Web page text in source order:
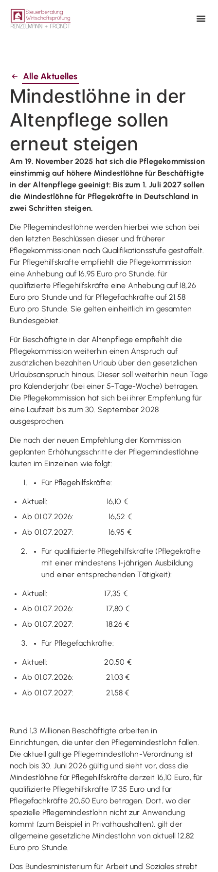
Alle Aktuelles
Mindestlöhne in der
Altenpflege sollen
erneut steigen
Am 19. November 2025 hat sich die Pflegekommission
einstimmig auf höhere Mindestlöhne für Beschäftigte
in der Altenpflege geeinigt: Bis zum 1. Juli 2027 sollen
die Mindestlöhne für Pflegekräfte in Deutschland in
zwei Schritten steigen.
Die Pflegemindestlöhne werden hierbei wie schon bei
den letzten Beschlüssen dieser und früherer
Pflegekommissionen nach Qualifikationsstufe gestaffelt.
Für Pflegehilfskräfte empfiehlt die Pflegekommission
eine Anhebung auf 16,95 Euro pro Stunde, für
qualifizierte Pflegehilfskräfte eine Anhebung auf 18,26
Euro pro Stunde und für Pflegefachkräfte auf 21,58
Euro pro Stunde. Sie gelten einheitlich im gesamten
Bundesgebiet.
Für Beschäftigte in der Altenpflege empfiehlt die
Pflegekommission weiterhin einen Anspruch auf
zusätzlichen bezahlten Urlaub über den gesetzlichen
Urlaubsanspruch hinaus. Dieser soll weiterhin neun Tage
pro Kalenderjahr (bei einer 5-Tage-Woche) betragen.
Die Pflegekommission hat sich bei ihrer Empfehlung für
eine Laufzeit bis zum 30. September 2028
ausgesprochen.
Die nach der neuen Empfehlung der Kommission
geplanten Erhöhungsschritte der Pflegemindestlöhne
lauten im Einzelnen wie folgt:
Für Pflegehilfskräfte:
Aktuell: 16,10 €
Ab 01.07.2026: 16,52 €
Ab 01.07.2027: 16,95 €
Für qualifizierte Pflegehilfskräfte (Pflegekräfte
mit einer mindestens 1-jährigen Ausbildung
und einer entsprechenden Tätigkeit):
Aktuell: 17,35 €
Ab 01.07.2026: 17,80 €
Ab 01.07.2027: 18,26 €
Für Pflegefachkräfte:
Aktuell: 20,50 €
Ab 01.07.2026: 21,03 €
Ab 01.07.2027: 21,58 €
Rund 1,3 Millionen Beschäftigte arbeiten in
Einrichtungen, die unter den Pflegemindestlohn fallen.
Die aktuell gültige Pflegemindestlohn-Verordnung ist
noch bis 30. Juni 2026 gültig und sieht vor, dass die
Mindestlöhne für Pflegehilfskräfte derzeit 16,10 Euro, für
qualifizierte Pflegehilfskräfte 17,35 Euro und für
Pflegefachkräfte 20,50 Euro betragen. Dort, wo der
spezielle Pflegemindestlohn nicht zur Anwendung
kommt (zum Beispiel in Privathaushalten), gilt der
allgemeine gesetzliche Mindestlohn von aktuell 12,82
Euro pro Stunde.
Das Bundesministerium für Arbeit und Soziales strebt